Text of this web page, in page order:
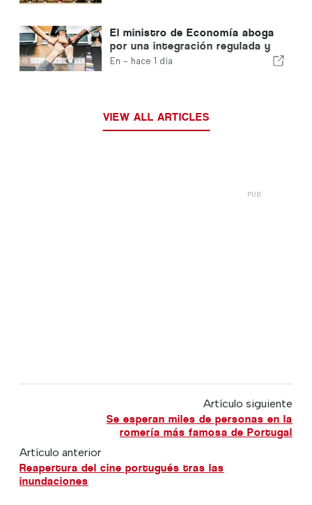
El ministro de Economía aboga
por una integración regulada y
garantiza una vía rápida para los
En - hace 1 día
VIEW ALL ARTICLES
Artículo siguiente
Se esperan miles de personas en la
romería más famosa de Portugal
Artículo anterior
Reapertura del cine portugués tras las
inundaciones